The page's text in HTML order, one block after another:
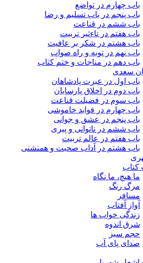
باب چهارم در تواضع
باب پنجم در باب تسلیم و رضا
باب ششم در قناعت
باب هفتم در تاءثیر تربیت
باب هشتم در شکر بر عافیت
باب نهم در توبه و راه صواب
باب دهم در مناجات و ختم کتاب
سعدی
باب اول در عبرت پادشاهان
باب دوم در اخلاق پارسایان
باب سوم در فضیلت قناعت
باب چهارم در فواید خاموشى
باب پنجم در عشق و جوانى
باب ششم در ناتوانى و پیرى
باب هفتم در عالم تربیت
باب هشتم در آداب صحبت و همنشنى
ما هیچ، ما نگاه
مرگ رنگ
مسافر
آواز آفتاب
زندگی خواب ها
شرق اندوه
حجم سبز
صدای پای آب